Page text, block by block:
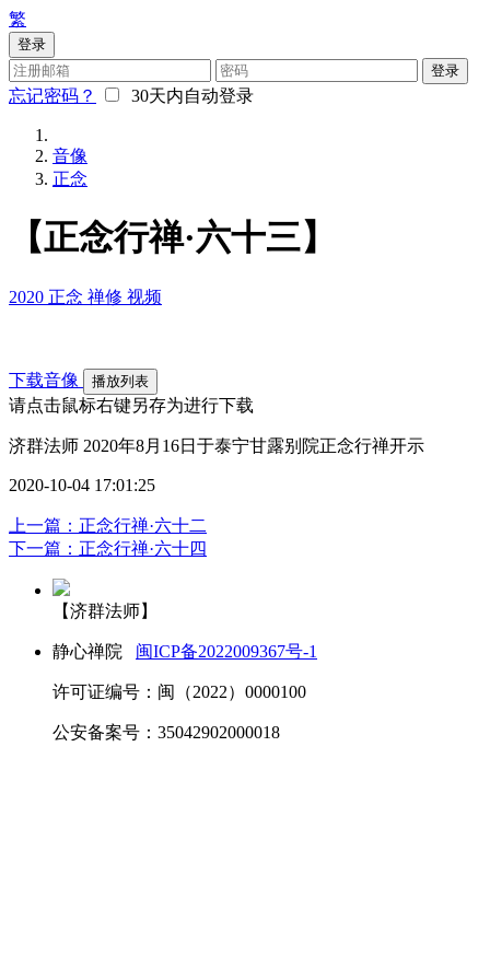
繁
登录
登录
忘记密码？ 30天内自动登录
音像
正念
【正念行禅·六十三】
2020 正念 禅修 视频
下载音像 播放列表
请点击鼠标右键另存为进行下载
济群法师 2020年8月16日于泰宁甘露别院正念行禅开示
2020-10-04 17:01:25
上一篇：正念行禅·六十二
下一篇：正念行禅·六十四
【济群法师】
静心禅院 闽ICP备2022009367号-1
许可证编号：闽（2022）0000100
公安备案号：35042902000018